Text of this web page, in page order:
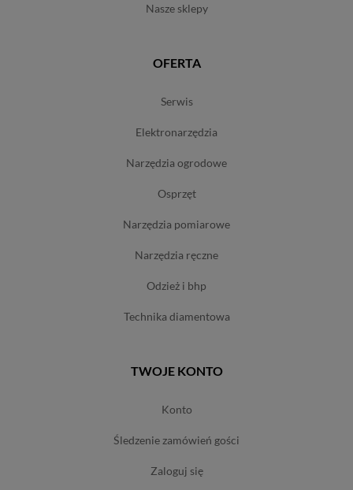
nasze sklepy
OFERTA
serwis
elektronarzędzia
narzędzia ogrodowe
osprzęt
narzędzia pomiarowe
narzędzia ręczne
odzież i bhp
technika diamentowa
TWOJE KONTO
konto
śledzenie zamówień gości
zaloguj się